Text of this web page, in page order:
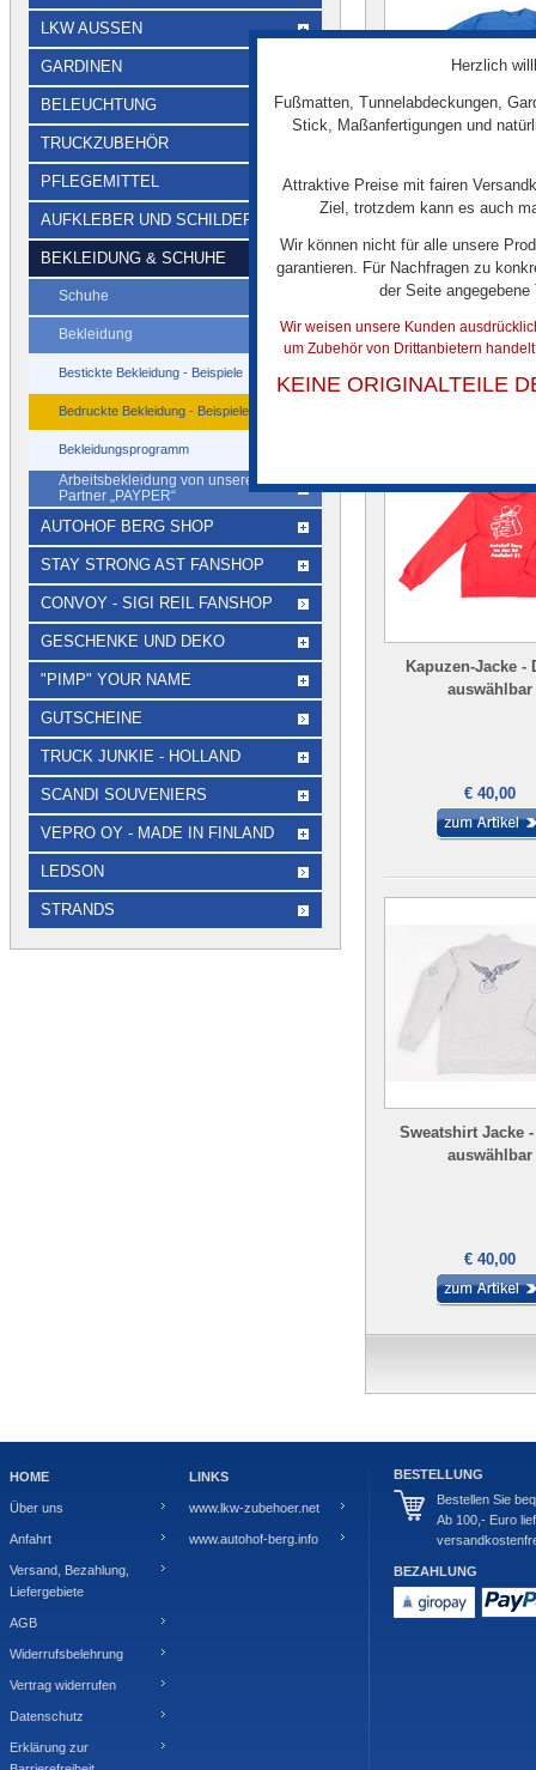
Sweat-Shirt
€ 23,00
Kapuzen-Jacke -
auswählbar
€ 40,00
Sweatshirt Jacke
auswählbar
€ 40,00
LKW AUSSEN
GARDINEN
BELEUCHTUNG
TRUCKZUBEHÖR
PFLEGEMITTEL
AUFKLEBER UND SCHILDER
BEKLEIDUNG & SCHUHE
Schuhe
Bekleidung
Bestickte Bekleidung - Beispiele
Bedruckte Bekleidung - Beispiele
Bekleidungsprogramm
Arbeitsbekleidung von unserem
Partner „PAYPER“
AUTOHOF BERG SHOP
STAY STRONG AST FANSHOP
CONVOY - SIGI REIL FANSHOP
GESCHENKE UND DEKO
"PIMP" YOUR NAME
GUTSCHEINE
TRUCK JUNKIE - HOLLAND
SCANDI SOUVENIERS
VEPRO OY - MADE IN FINLAND
LEDSON
STRANDS
HOME
Über uns
Anfahrt
Versand, Bezahlung,
Liefergebiete
AGB
Widerrufsbelehrung
Vertrag widerrufen
Datenschutz
Erklärung zur
LINKS
www.lkw-zubehoer.net
www.autohof-berg.info
BESTELLUNG
Bestellen Sie
Ab 100,- Euro
BEZAHLUNG
Herzlich
Fußmatten, Tunnelabdeckungen,
Stick, Maßanfertigungen und
Attraktive Preise mit fairen
Ziel, trotzdem kann es auch
Wir können nicht für alle unsere
garantieren. Für Nachfragen zu
der Seite
Wir weisen unsere Kunden
um Zubehör von Drittanbietern
KEINE ORIGINALTEILE